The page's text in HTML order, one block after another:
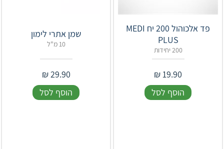
פד אלכוהול 200 יח MEDI
PLUS
200 יחידות
19.90
₪
הוסף לסל
שמן אתרי לימון
10 מ"ל
29.90
₪
הוסף לסל